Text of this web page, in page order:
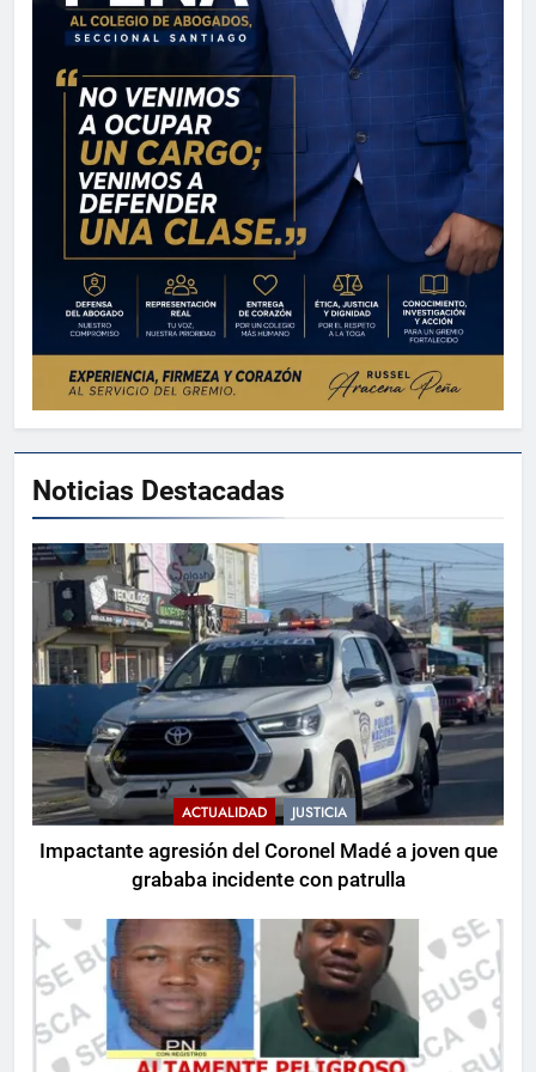
Noticias Destacadas
ACTUALIDAD JUSTICIA
Impactante agresión del Coronel Madé a joven que
grababa incidente con patrulla